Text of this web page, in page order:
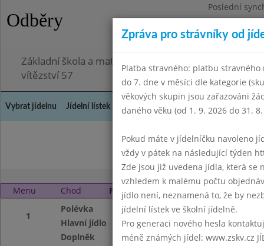
Odběry
Poslední
Pátek
Omezení
Základní škola a mateřská škola Chodov, Praha 4,
vítězství 57
Vybrat jídelnu Jídelní lístek Historie Kontakty a informace
Duben 2004
Menu Chod Pondělí 5. 4. 2004
1
Polévka
zelná s párkem
Hlavní jídlo
žemlovka s
Doplněk
mléko, čaj
Zpráva pro strávníky od
Platba stravného: platbu stravného
do 7. dne v měsíci dle kategorie
věkových skupin jsou zařazováni
daného věku (od 1. 9. 2026 do 31.
Pokud máte v jídelníčku navoleno
vždy v pátek na následující týden
Zde jsou již uvedena jídla, která se
vzhledem k malému počtu
jídlo není, neznamená to, že by
jídelní lístek ve školní jídelně.
Pro generaci nového hesla
méně známých jídel: www.zskv.cz